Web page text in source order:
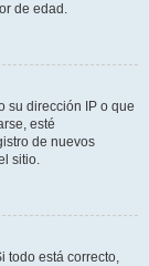
de edad.
su dirección IP o que
esté
de nuevos
sitio.
todo está correcto,